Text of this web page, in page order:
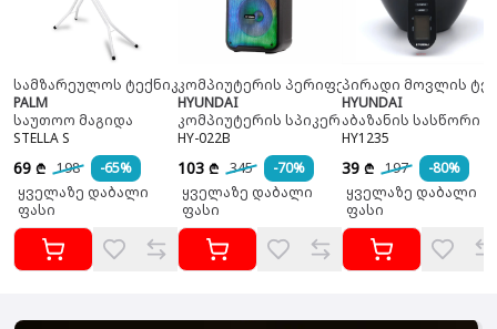
სამზარეულოს ტექნიკა
PALM
საუთოო მაგიდა
STELLA S
69 ₾ 198
-65%
ყველაზე დაბალი
ფასი
კომპიუტერის პერიფერია
HYUNDAI
კომპიუტერის სპიკერი
HY-022B
103 ₾ 345
-70%
ყველაზე დაბალი
ფასი
პირადი მოვლის
HYUNDAI
აბაზანის სასწორი
HY1235
39 ₾ 197
-80%
ყველაზე დაბალი
ფასი